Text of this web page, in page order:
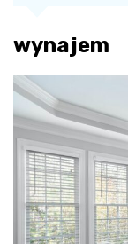
wynajem